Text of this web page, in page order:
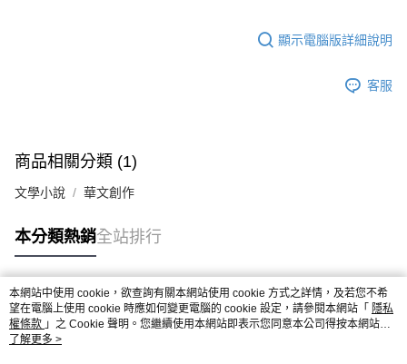
顯示電腦版詳細說明
客服
商品相關分類 (1)
文學小說 華文創作
本分類熱銷全站排行
熱門標籤
本網站中使用 cookie，欲查詢有關本網站使用 cookie 方式之詳情，及若您不希
望在電腦上使用 cookie 時應如何變更電腦的 cookie 設定，請參閱本網站「 隱私
權條款 」之 Cookie 聲明。您繼續使用本網站即表示您同意本公司得按本網站使
用條款之 Cookie 聲明使用 cookie。
了解更多 >